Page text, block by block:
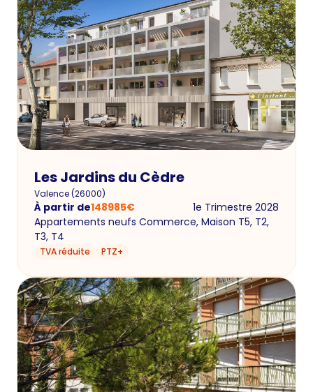
Les Jardins du Cèdre
Valence(26000)
À partir de148985€
1e Trimestre 2028
Appartements neufs Commerce, Maison T5, T2,
T3, T4
TVA réduite PTZ+